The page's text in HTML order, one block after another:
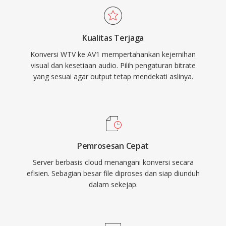
dukungan terbatas di Windows 8), file WTV
tetap ada dalam arsip media pribadi dan dapat
diproses oleh alat video pihak ketiga.
mengatasi kekhawatiran awal tentang tuntutan
komputasi selama encoding. AV1 telah diadopsi
secara luas oleh layanan streaming besar untuk
mengirimkan konten 4K dan HDR, serta
berfungsi sebagai komponen video dari
kontainer WebM untuk pemutaran berbasis
distribusi media yang dapat diakses.
Kualitas Terjaga
Konversi WTV ke AV1 mempertahankan kejernihan
visual dan kesetiaan audio. Pilih pengaturan bitrate
yang sesuai agar output tetap mendekati aslinya.
Pemrosesan Cepat
Server berbasis cloud menangani konversi secara
efisien. Sebagian besar file diproses dan siap diunduh
dalam sekejap.